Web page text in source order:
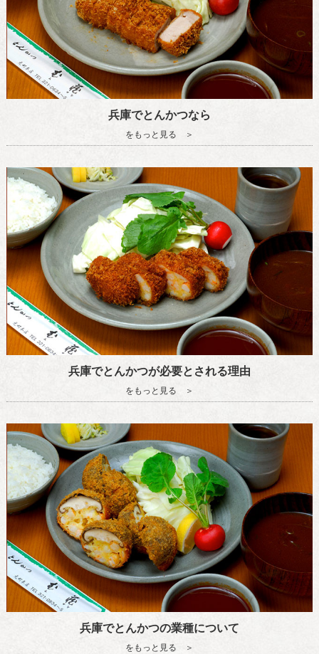
兵庫でとんかつなら
をもっと見る ＞
兵庫でとんかつが必要とされる理由
をもっと見る ＞
兵庫でとんかつの業種について
をもっと見る ＞